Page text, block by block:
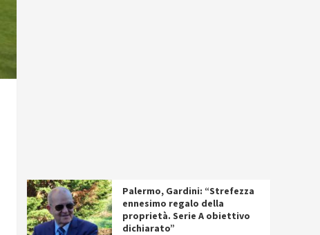
Palermo, Gardini: “Strefezza
ennesimo regalo della
proprietà. Serie A obiettivo
dichiarato”